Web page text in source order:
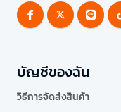
บัญชีของฉัน
วิธีการจัดส่งสินค้า